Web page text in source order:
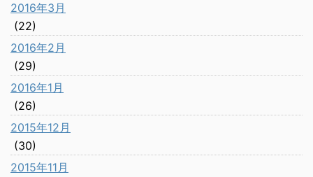
2016年3月
(22)
2016年2月
(29)
2016年1月
(26)
2015年12月
(30)
2015年11月